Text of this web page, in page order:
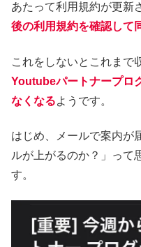
あたって利用規約が更新
後の利用規約を確認して
これをしないとこれまで
Youtubeパートナープロ
なくなるようです。
はじめ、メールで案内が
ルが上がるのか？」って
す。